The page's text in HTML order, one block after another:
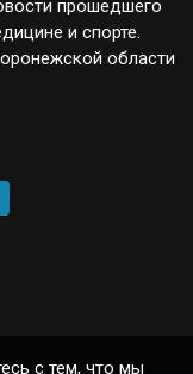
прошедшего
и спорте.
области
с тем, что мы